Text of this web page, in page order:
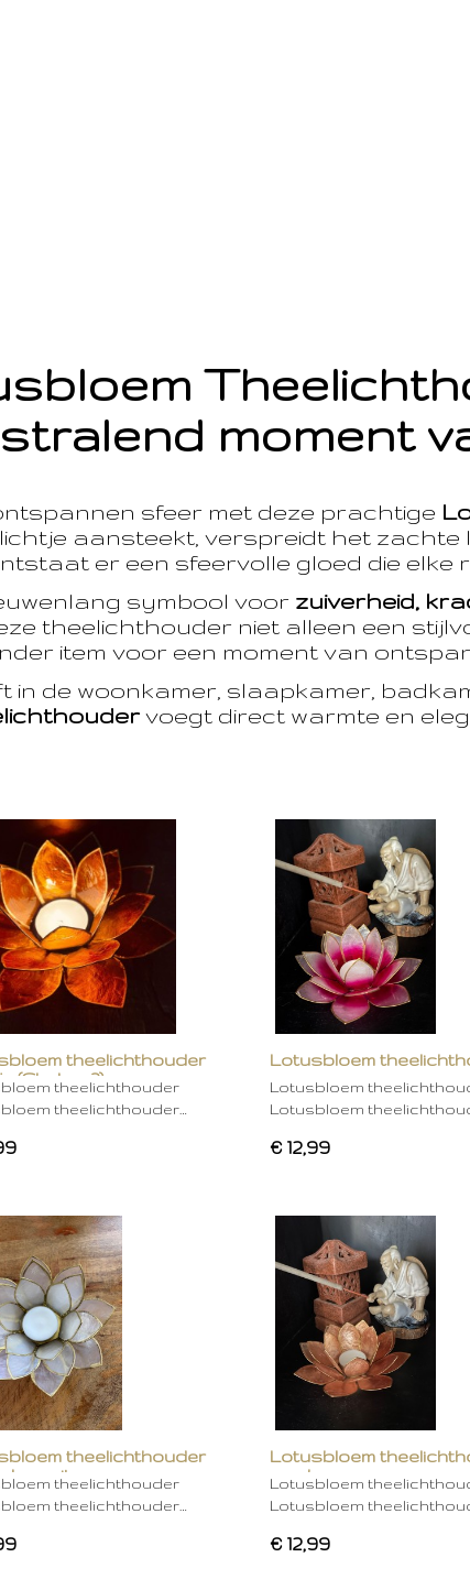
moment
sfeer met deze prachtige
aansteekt, verspreidt het zachte
er een sfeervolle gloed die elke
symbool voor zuiverheid,
theelichthouder niet alleen een
item voor een moment van
in de woonkamer, slaapkamer,
voegt direct warmte en
theelichthouder
(Chakra 2)
theelichthouder
theelichthouder…
Lotusbloem
rose
Lotusbloem
Lotusbloem
€ 12,99
theelichthouder
wittheelichthouder
theelichthouder…
Lotusbloem
mocha
Lotusbloem
Lotusbloem
€ 12,99